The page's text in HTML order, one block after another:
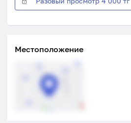
Местоположение